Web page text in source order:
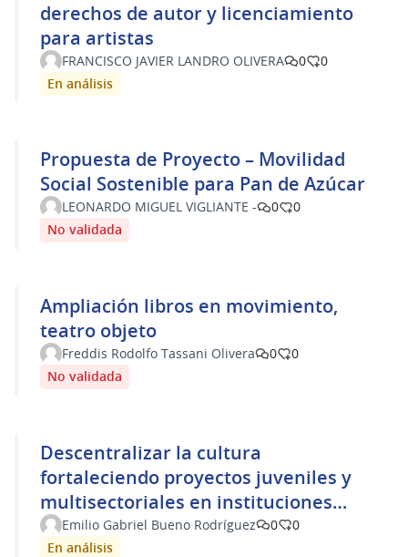
derechos de autor y licenciamiento
para artistas
FRANCISCO JAVIER LANDRO OLIVERA 0
0
En análisis
Propuesta de Proyecto – Movilidad
Social Sostenible para Pan de Azúcar
LEONARDO MIGUEL VIGLIANTE - 0
0
No validada
Ampliación libros en movimiento,
teatro objeto
Freddis Rodolfo Tassani Olivera 0
0
No validada
Descentralizar la cultura
fortaleciendo proyectos juveniles y
multisectoriales en instituciones
públicas del interior.
Emilio Gabriel Bueno Rodríguez 0
0
En análisis